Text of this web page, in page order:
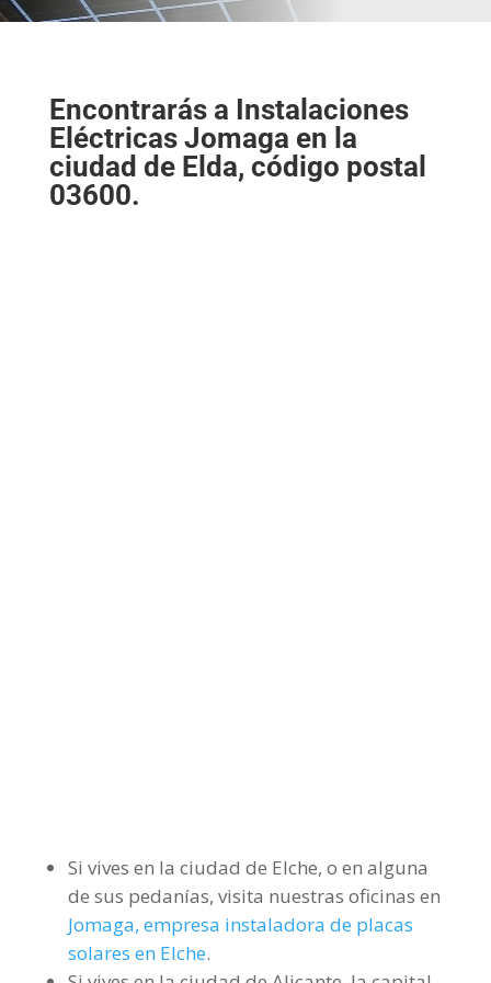
Encontrarás a Instalaciones
Eléctricas Jomaga en la
ciudad de Elda, código postal
03600.
Si vives en la ciudad de Elche, o en alguna
de sus pedanías, visita nuestras oficinas en
Jomaga, empresa instaladora de placas
solares en Elche.